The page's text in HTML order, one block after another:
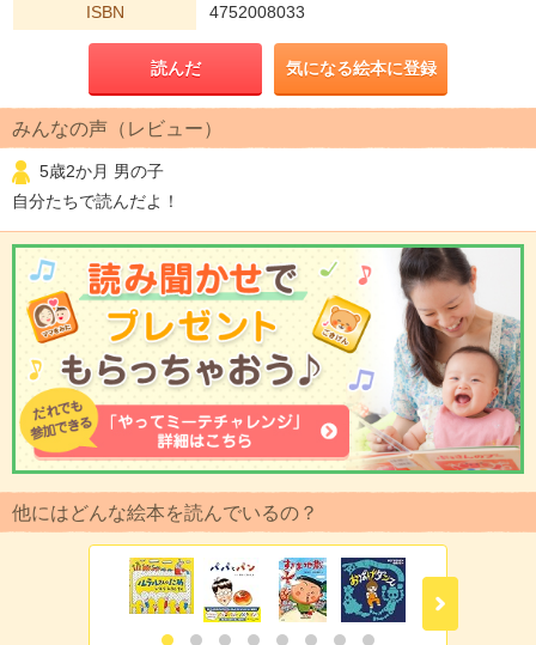
ISBN
4752008033
読んだ 気になる絵本に登録
みんなの声（レビュー）
5歳2か月 男の子
自分たちで読んだよ！
他にはどんな絵本を読んでいるの？